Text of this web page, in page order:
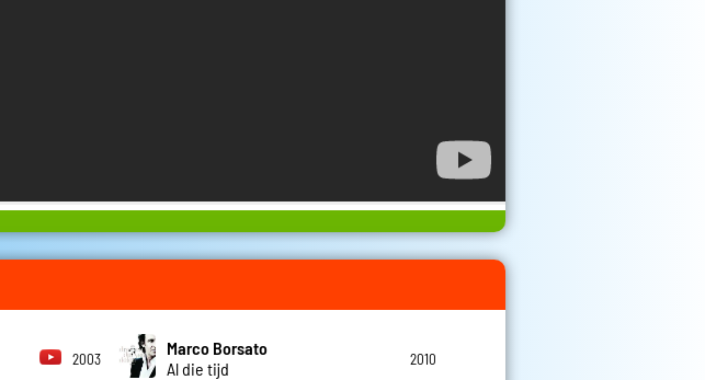
2003
Marco Borsato
Al die tijd
2010